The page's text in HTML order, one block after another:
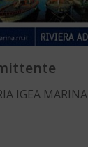
IGEA MARINA